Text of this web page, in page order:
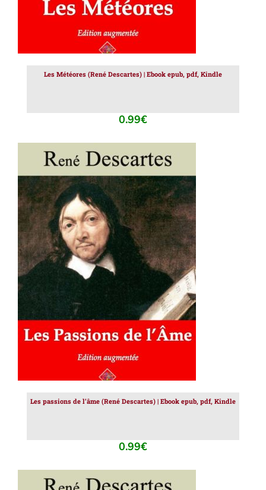
Les Météores (René Descartes) | Ebook epub, pdf, Kindle
0.99€
AJOUTER AU PANIER DÉTAILS
Les passions de l’âme (René Descartes) | Ebook epub, pdf, Kindle
0.99€